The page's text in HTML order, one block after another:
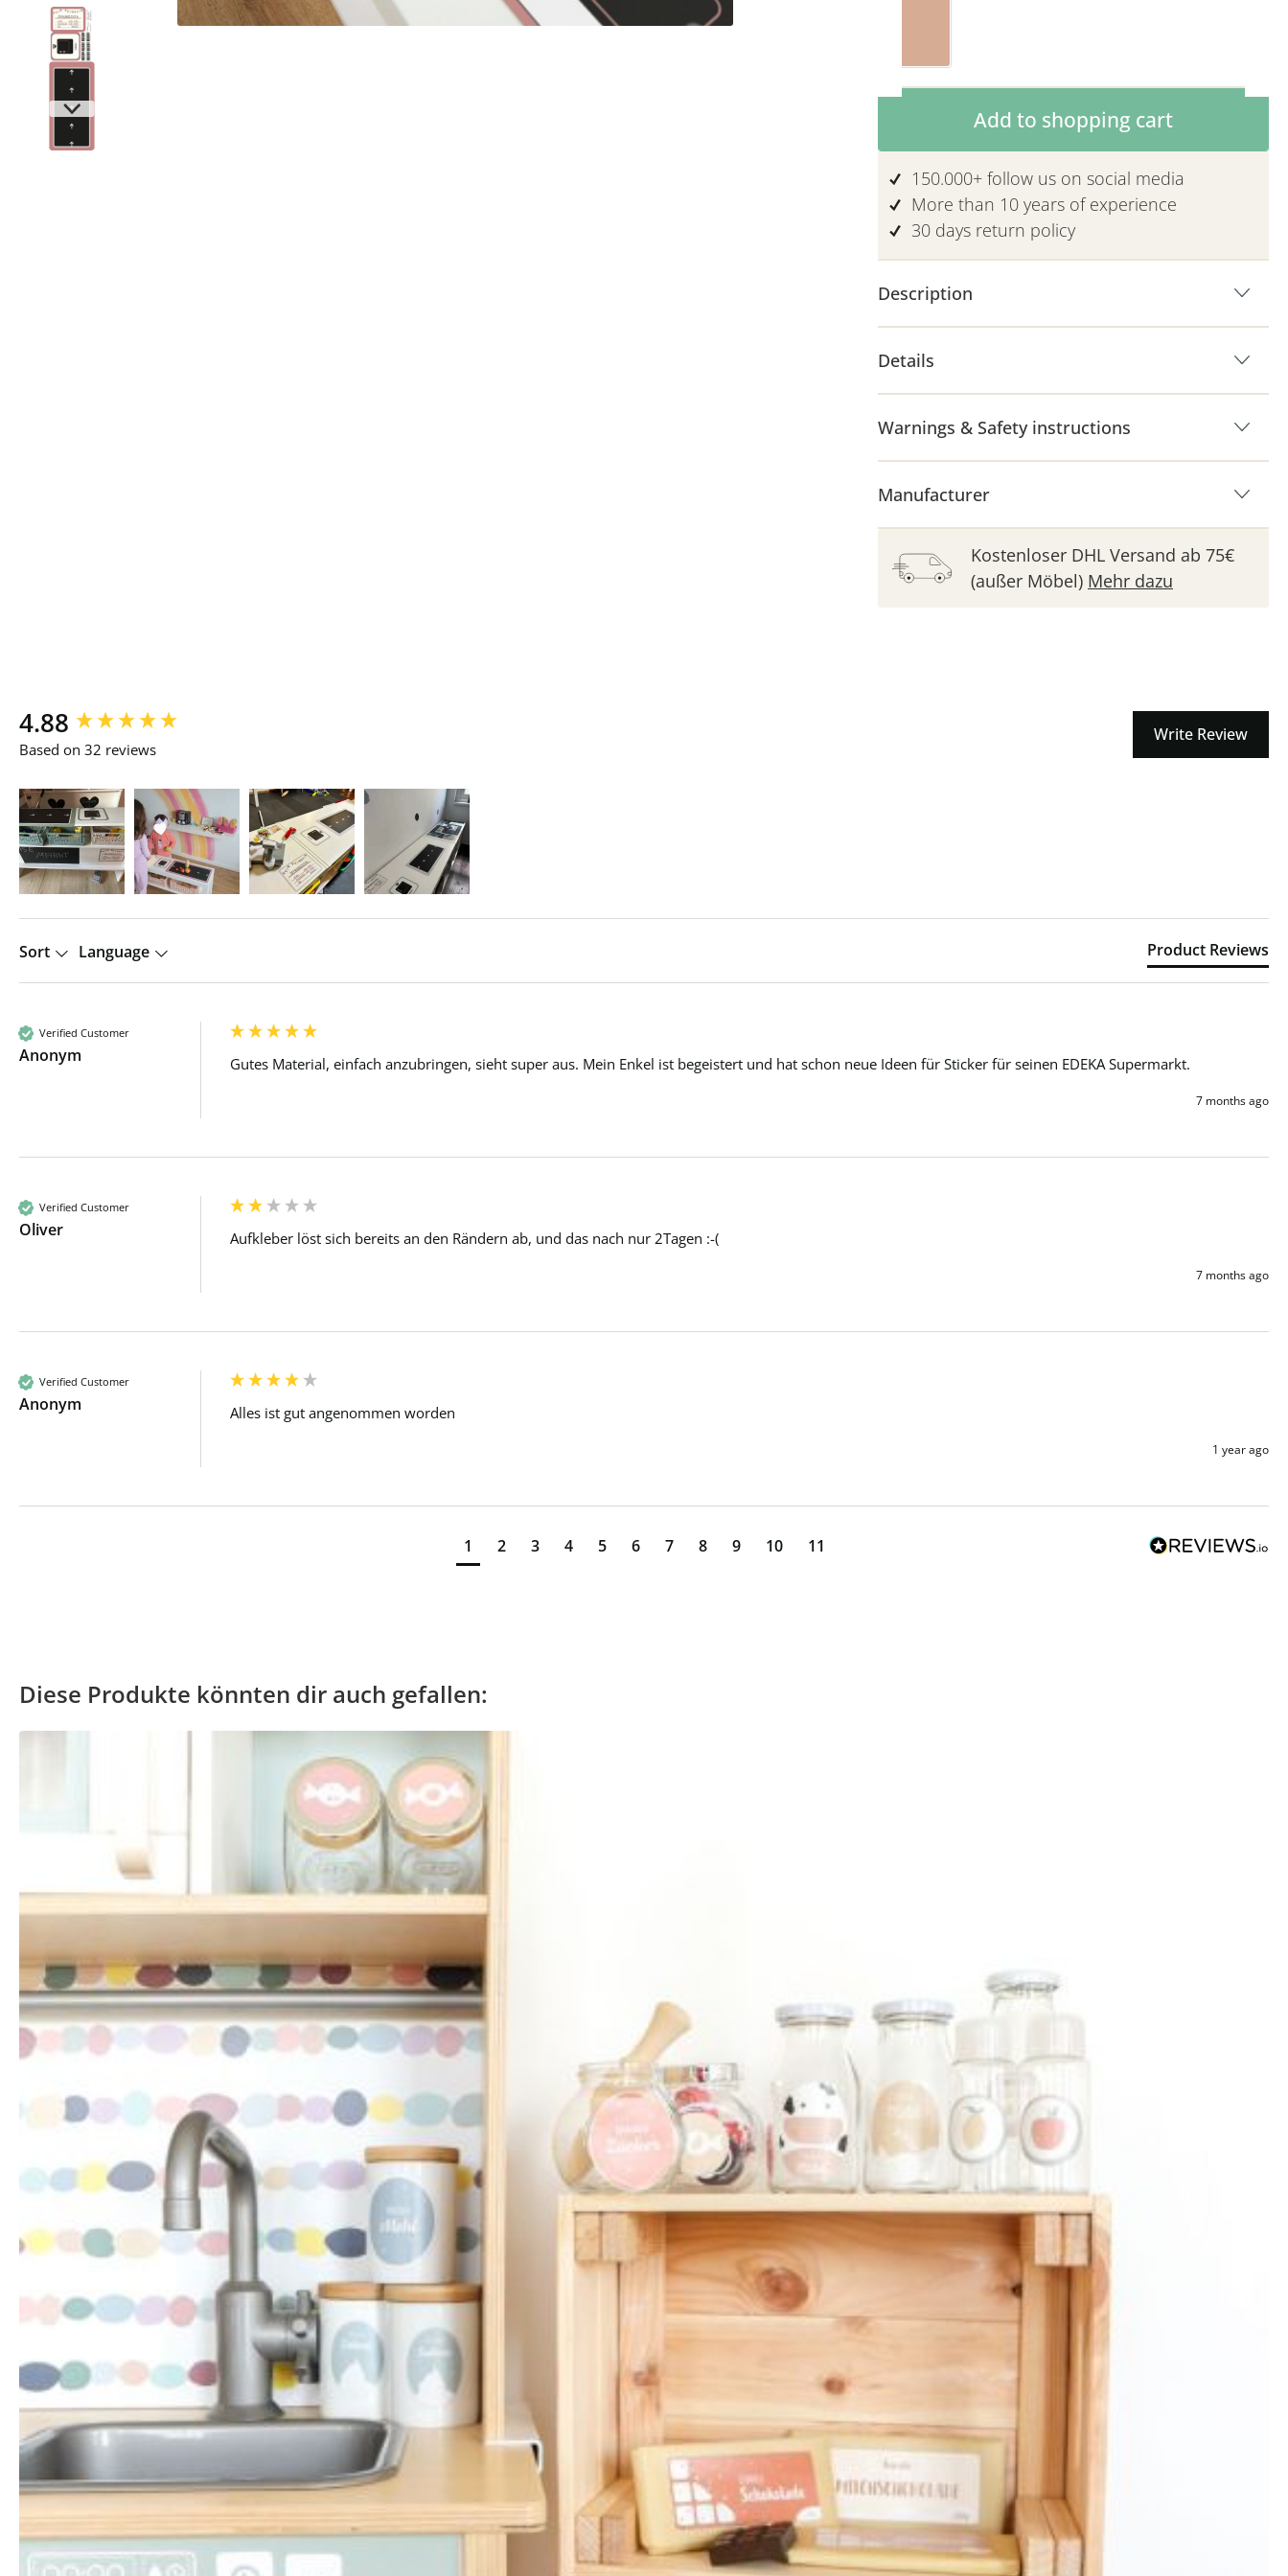
Product Quantity: Enter the desired
Add to shopping cart
150.000+ follow us on social media
More than 10 years of experience
30 days return policy
Description
Details
Warnings & Safety instructions
Manufacturer
Kostenloser DHL Versand ab 75€
(außer Möbel) Mehr dazu
4.88
Based on 32 reviews
Write Review
Sort Language Product Reviews
Verified Customer
Anonym Gutes Material, einfach anzubringen, sieht super aus. Mein Enkel ist begeistert und hat schon neue Ideen für Sticker für seinen EDEKA Supermarkt.
7 months ago
Verified Customer
Oliver Aufkleber löst sich bereits an den Rändern ab, und das nach nur 2Tagen :-(
7 months ago
Verified Customer
Anonym Alles ist gut angenommen worden
1 year ago
1 2 3 4 5 6 7 8 9 10 11
New content loaded
Diese Produkte könnten dir auch gefallen: